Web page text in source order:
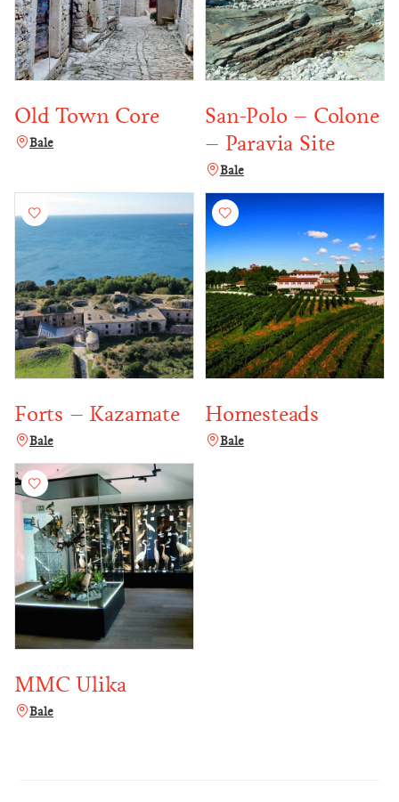
Old Town Core
Bale
San-Polo – Colone
– Paravia Site
Bale
Forts – Kazamate
Bale
Homesteads
Bale
MMC Ulika
Bale